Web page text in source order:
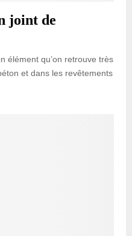
joint de
élément qu’on retrouve très
et dans les revêtements